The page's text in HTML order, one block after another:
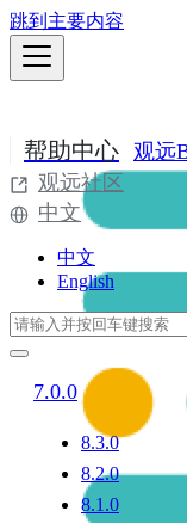
跳到主要内容
帮助中心 观远
观远社区
中文
中文
English
7.0.0
8.3.0
8.2.0
8.1.0